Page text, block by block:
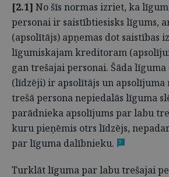
[2.1] No šīs normas izriet, ka
personai ir saistībtiesisks līgums,
(apsolītājs) apņemas dot saistības
līgumiskajam kreditoram
gan trešajai personai. Šāda
(līdzēji) ir apsolītājs un
trešā persona nepiedalās līguma
parādnieka apsolījums par labu
kuru pieņēmis otrs līdzējs,
par līguma dalībnieku.
9
Turklāt līguma par labu trešajai